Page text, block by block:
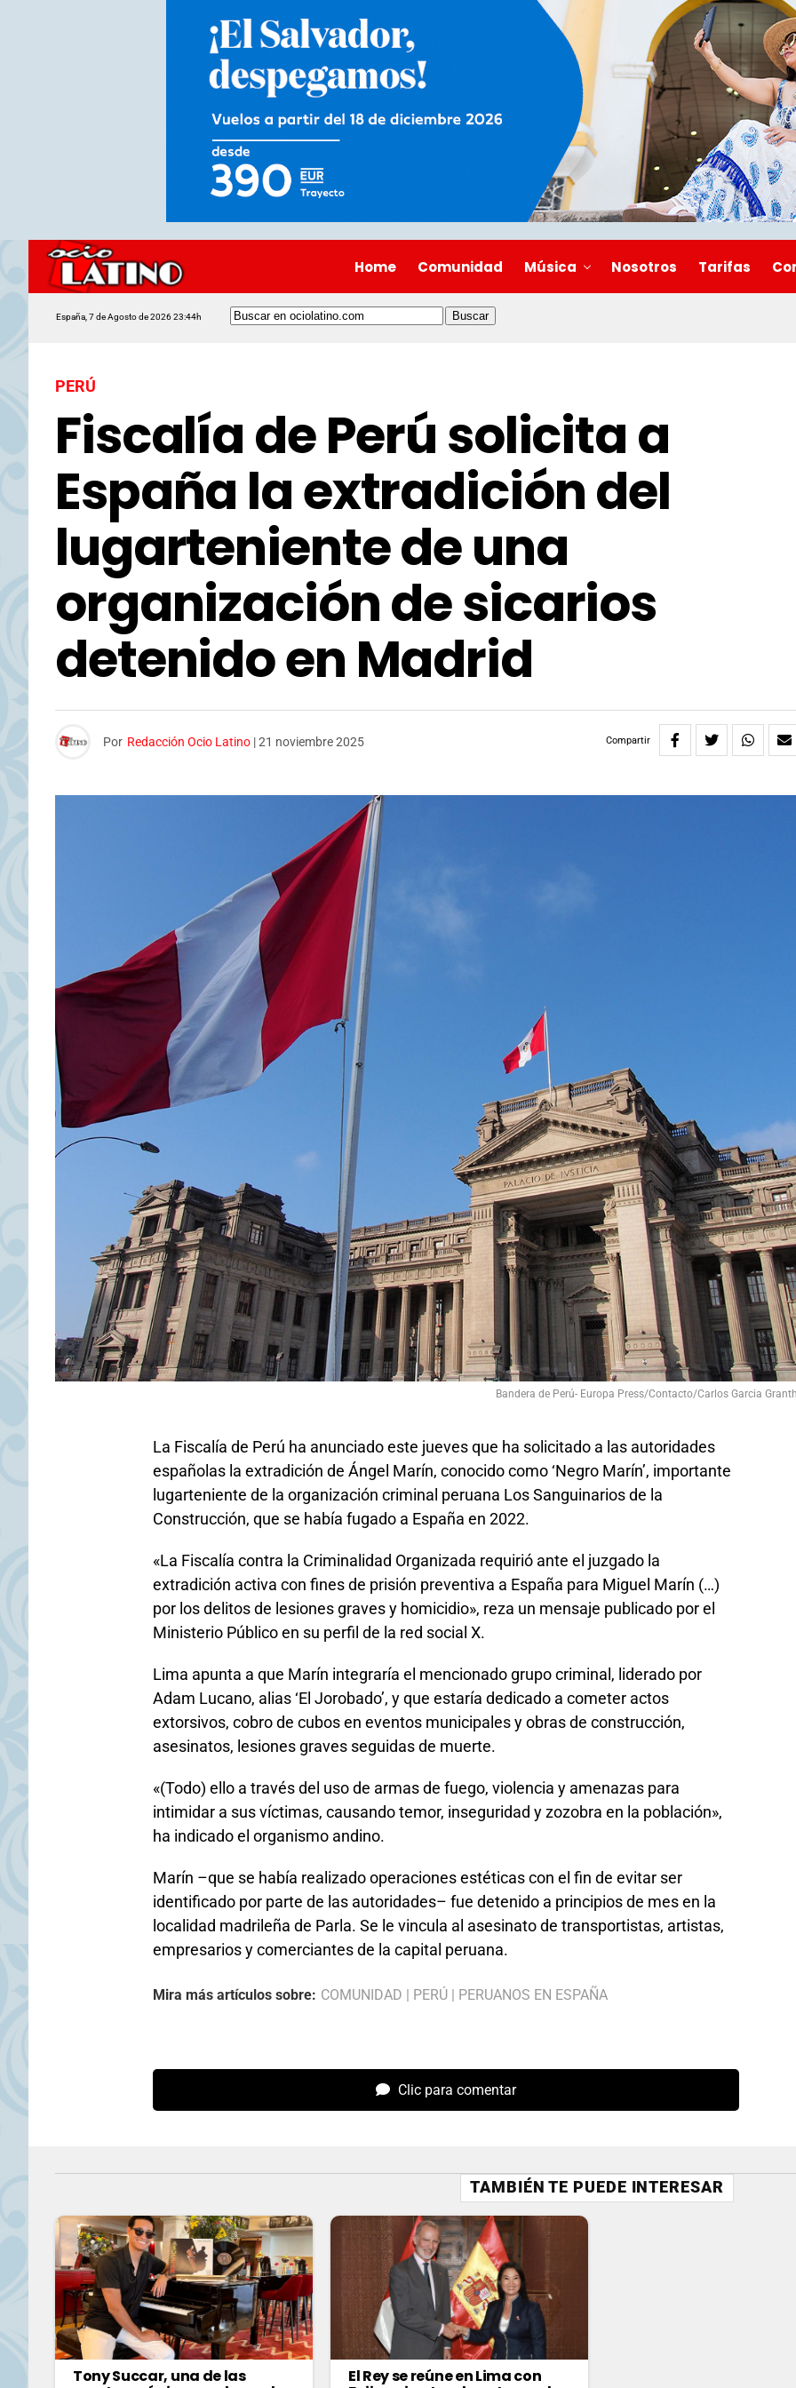
Home Comunidad Música Nosotros Tarifas
España, 7 de Agosto de 2026 23:44h
PERÚ
Fiscalía de Perú solicita a
España la extradición del
lugarteniente de una
organización de sicarios
detenido en Madrid
Por Redacción Ocio Latino |21 noviembre 2025 Compartir
Bandera de Perú- Europa Press/Contacto/Carlos Garcia
La Fiscalía de Perú ha anunciado este jueves que ha solicitado a las autoridades
españolas la extradición de Ángel Marín, conocido como ‘Negro Marín’, importante
lugarteniente de la organización criminal peruana Los Sanguinarios de la
Construcción, que se había fugado a España en 2022.
«La Fiscalía contra la Criminalidad Organizada requirió ante el juzgado la
extradición activa con fines de prisión preventiva a España para Miguel Marín (…)
por los delitos de lesiones graves y homicidio», reza un mensaje publicado por el
Ministerio Público en su perfil de la red social X.
Lima apunta a que Marín integraría el mencionado grupo criminal, liderado por
Adam Lucano, alias ‘El Jorobado’, y que estaría dedicado a cometer actos
extorsivos, cobro de cubos en eventos municipales y obras de construcción,
asesinatos, lesiones graves seguidas de muerte.
«(Todo) ello a través del uso de armas de fuego, violencia y amenazas para
intimidar a sus víctimas, causando temor, inseguridad y zozobra en la población»,
ha indicado el organismo andino.
Marín –que se había realizado operaciones estéticas con el fin de evitar ser
identificado por parte de las autoridades– fue detenido a principios de mes en la
localidad madrileña de Parla. Se le vincula al asesinato de transportistas, artistas,
empresarios y comerciantes de la capital peruana.
Mira más artículos sobre: COMUNIDAD | PERÚ | PERUANOS EN ESPAÑA
Clic para comentar
TAMBIÉN TE PUEDE INTERESAR
Tony Succar, una de las El Rey se reúne en Lima con